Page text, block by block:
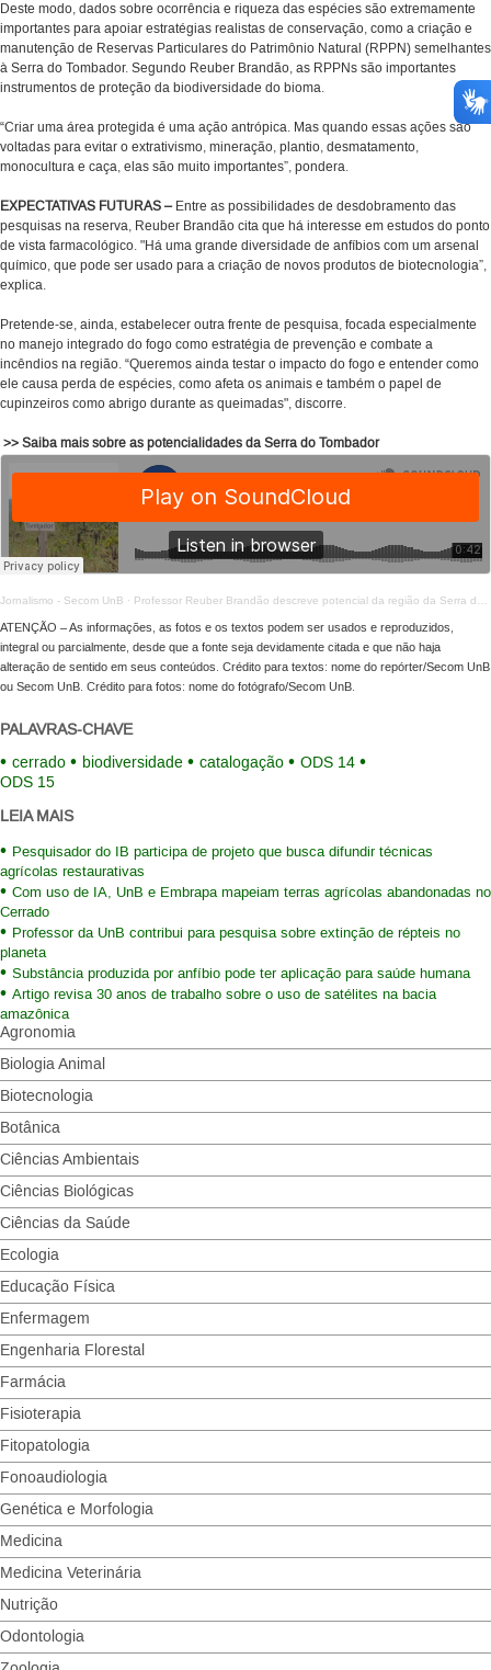
Deste modo, dados sobre ocorrência e riqueza das espécies são extremamente
importantes para apoiar estratégias realistas de conservação, como a criação e
manutenção de Reservas Particulares do Patrimônio Natural (RPPN) semelhantes
à Serra do Tombador. Segundo Reuber Brandão, as RPPNs são importantes
instrumentos de proteção da biodiversidade do bioma.
“Criar uma área protegida é uma ação antrópica. Mas quando essas ações são
voltadas para evitar o extrativismo, mineração, plantio, desmatamento,
monocultura e caça, elas são muito importantes”, pondera.
EXPECTATIVAS FUTURAS –Entre as possibilidades de desdobramento das
pesquisas na reserva, Reuber Brandão cita que há interesse em estudos do ponto
de vista farmacológico. "Há uma grande diversidade de anfíbios com um arsenal
químico, que pode ser usado para a criação de novos produtos de biotecnologia”,
explica.
Pretende-se, ainda, estabelecer outra frente de pesquisa, focada especialmente
no manejo integrado do fogo como estratégia de prevenção e combate a
incêndios na região. “Queremos ainda testar o impacto do fogo e entender como
ele causa perda de espécies, como afeta os animais e também o papel de
cupinzeiros como abrigo durante as queimadas", discorre.
>> Saiba mais sobre as potencialidades da Serra do Tombador
Jornalismo - Secom UnB · Professor Reuber Brandão descreve potencial da região da Serra do Tombador
ATENÇÃO – As informações, as fotos e os textos podem ser usados e reproduzidos,
integral ou parcialmente, desde que a fonte seja devidamente citada e que não haja
alteração de sentido em seus conteúdos. Crédito para textos: nome do repórter/Secom UnB
ou Secom UnB. Crédito para fotos: nome do fotógrafo/Secom UnB.
PALAVRAS-CHAVE
cerrado
biodiversidade catalogação
ODS 14
ODS 15
LEIA MAIS
Pesquisador do IB participa de projeto que busca difundir técnicas
agrícolas restaurativas
Com uso de IA, UnB e Embrapa mapeiam terras agrícolas abandonadas no
Cerrado
Professor da UnB contribui para pesquisa sobre extinção de répteis no
planeta
Substância produzida por anfíbio pode ter aplicação para saúde humana
Artigo revisa 30 anos de trabalho sobre o uso de satélites na bacia
amazônica
Agronomia
Biologia Animal
Biotecnologia
Botânica
Ciências Ambientais
Ciências Biológicas
Ciências da Saúde
Ecologia
Educação Física
Enfermagem
Engenharia Florestal
Farmácia
Fisioterapia
Fitopatologia
Fonoaudiologia
Genética e Morfologia
Medicina
Medicina Veterinária
Nutrição
Odontologia